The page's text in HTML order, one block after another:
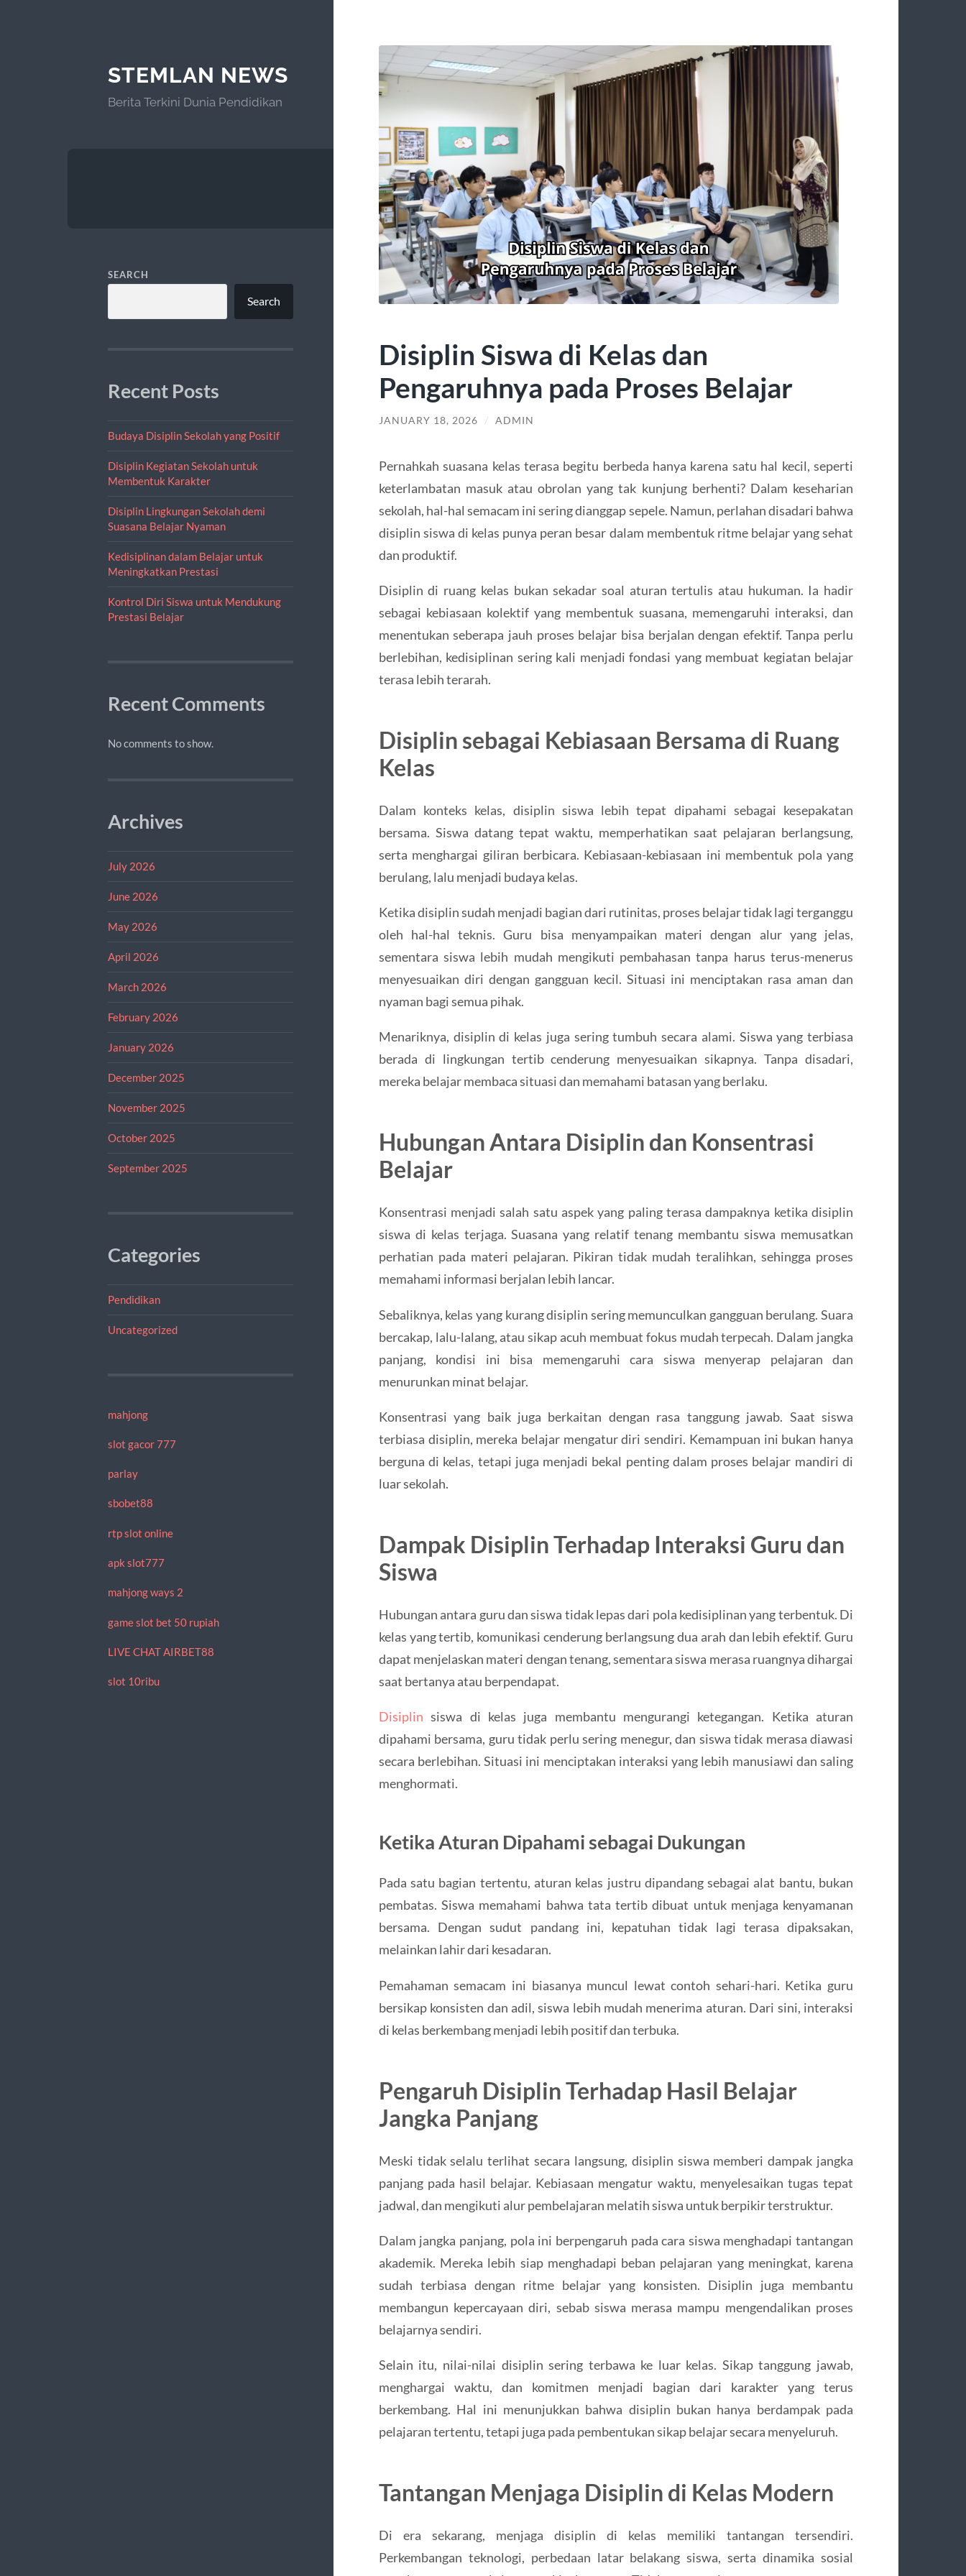
STEMLAN NEWS
Berita Terkini Dunia Pendidikan
SEARCH
Search
Recent Posts
Budaya Disiplin Sekolah yang Positif
Disiplin Kegiatan Sekolah untuk
Membentuk Karakter
Disiplin Lingkungan Sekolah demi
Suasana Belajar Nyaman
Kedisiplinan dalam Belajar untuk
Meningkatkan Prestasi
Kontrol Diri Siswa untuk Mendukung
Prestasi Belajar
Recent Comments
No comments to show.
Archives
July 2026
June 2026
May 2026
April 2026
March 2026
February 2026
January 2026
December 2025
November 2025
October 2025
September 2025
Categories
Pendidikan
Uncategorized
mahjong
slot gacor 777
parlay
sbobet88
rtp slot online
apk slot777
mahjong ways 2
game slot bet 50 rupiah
LIVE CHAT AIRBET88
slot 10ribu
Disiplin Siswa di Kelas dan
Pengaruhnya pada Proses Belajar
JANUARY 18, 2026 / ADMIN
Pernahkah suasana kelas terasa begitu berbeda hanya karena satu hal kecil, seperti
keterlambatan masuk atau obrolan yang tak kunjung berhenti? Dalam keseharian
sekolah, hal-hal semacam ini sering dianggap sepele. Namun, perlahan disadari bahwa
disiplin siswa di kelas punya peran besar dalam membentuk ritme belajar yang sehat
dan produktif.
Disiplin di ruang kelas bukan sekadar soal aturan tertulis atau hukuman. Ia hadir
sebagai kebiasaan kolektif yang membentuk suasana, memengaruhi interaksi, dan
menentukan seberapa jauh proses belajar bisa berjalan dengan efektif. Tanpa perlu
berlebihan, kedisiplinan sering kali menjadi fondasi yang membuat kegiatan belajar
terasa lebih terarah.
Disiplin sebagai Kebiasaan Bersama di Ruang
Kelas
Dalam konteks kelas, disiplin siswa lebih tepat dipahami sebagai kesepakatan
bersama. Siswa datang tepat waktu, memperhatikan saat pelajaran berlangsung,
serta menghargai giliran berbicara. Kebiasaan-kebiasaan ini membentuk pola yang
berulang, lalu menjadi budaya kelas.
Ketika disiplin sudah menjadi bagian dari rutinitas, proses belajar tidak lagi terganggu
oleh hal-hal teknis. Guru bisa menyampaikan materi dengan alur yang jelas,
sementara siswa lebih mudah mengikuti pembahasan tanpa harus terus-menerus
menyesuaikan diri dengan gangguan kecil. Situasi ini menciptakan rasa aman dan
nyaman bagi semua pihak.
Menariknya, disiplin di kelas juga sering tumbuh secara alami. Siswa yang terbiasa
berada di lingkungan tertib cenderung menyesuaikan sikapnya. Tanpa disadari,
mereka belajar membaca situasi dan memahami batasan yang berlaku.
Hubungan Antara Disiplin dan Konsentrasi
Belajar
Konsentrasi menjadi salah satu aspek yang paling terasa dampaknya ketika disiplin
siswa di kelas terjaga. Suasana yang relatif tenang membantu siswa memusatkan
perhatian pada materi pelajaran. Pikiran tidak mudah teralihkan, sehingga proses
memahami informasi berjalan lebih lancar.
Sebaliknya, kelas yang kurang disiplin sering memunculkan gangguan berulang. Suara
bercakap, lalu-lalang, atau sikap acuh membuat fokus mudah terpecah. Dalam jangka
panjang, kondisi ini bisa memengaruhi cara siswa menyerap pelajaran dan
menurunkan minat belajar.
Konsentrasi yang baik juga berkaitan dengan rasa tanggung jawab. Saat siswa
terbiasa disiplin, mereka belajar mengatur diri sendiri. Kemampuan ini bukan hanya
berguna di kelas, tetapi juga menjadi bekal penting dalam proses belajar mandiri di
luar sekolah.
Dampak Disiplin Terhadap Interaksi Guru dan
Siswa
Hubungan antara guru dan siswa tidak lepas dari pola kedisiplinan yang terbentuk. Di
kelas yang tertib, komunikasi cenderung berlangsung dua arah dan lebih efektif. Guru
dapat menjelaskan materi dengan tenang, sementara siswa merasa ruangnya dihargai
saat bertanya atau berpendapat.
Disiplin siswa di kelas juga membantu mengurangi ketegangan. Ketika aturan
dipahami bersama, guru tidak perlu sering menegur, dan siswa tidak merasa diawasi
secara berlebihan. Situasi ini menciptakan interaksi yang lebih manusiawi dan saling
menghormati.
Ketika Aturan Dipahami sebagai Dukungan
Pada satu bagian tertentu, aturan kelas justru dipandang sebagai alat bantu, bukan
pembatas. Siswa memahami bahwa tata tertib dibuat untuk menjaga kenyamanan
bersama. Dengan sudut pandang ini, kepatuhan tidak lagi terasa dipaksakan,
melainkan lahir dari kesadaran.
Pemahaman semacam ini biasanya muncul lewat contoh sehari-hari. Ketika guru
bersikap konsisten dan adil, siswa lebih mudah menerima aturan. Dari sini, interaksi
di kelas berkembang menjadi lebih positif dan terbuka.
Pengaruh Disiplin Terhadap Hasil Belajar
Jangka Panjang
Meski tidak selalu terlihat secara langsung, disiplin siswa memberi dampak jangka
panjang pada hasil belajar. Kebiasaan mengatur waktu, menyelesaikan tugas tepat
jadwal, dan mengikuti alur pembelajaran melatih siswa untuk berpikir terstruktur.
Dalam jangka panjang, pola ini berpengaruh pada cara siswa menghadapi tantangan
akademik. Mereka lebih siap menghadapi beban pelajaran yang meningkat, karena
sudah terbiasa dengan ritme belajar yang konsisten. Disiplin juga membantu
membangun kepercayaan diri, sebab siswa merasa mampu mengendalikan proses
belajarnya sendiri.
Selain itu, nilai-nilai disiplin sering terbawa ke luar kelas. Sikap tanggung jawab,
menghargai waktu, dan komitmen menjadi bagian dari karakter yang terus
berkembang. Hal ini menunjukkan bahwa disiplin bukan hanya berdampak pada
pelajaran tertentu, tetapi juga pada pembentukan sikap belajar secara menyeluruh.
Tantangan Menjaga Disiplin di Kelas Modern
Di era sekarang, menjaga disiplin di kelas memiliki tantangan tersendiri.
Perkembangan teknologi, perbedaan latar belakang siswa, serta dinamika sosial